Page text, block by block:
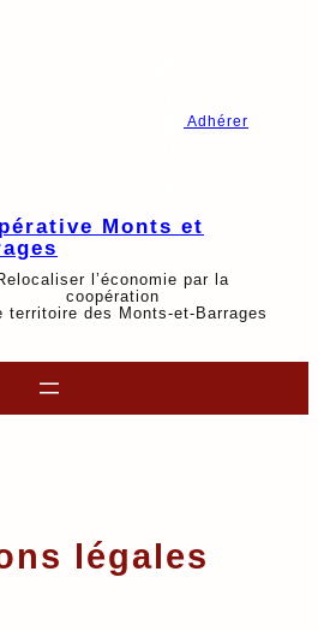
Adhérer
Monts et
l’économie par la
coopération
territoire des Monts-et-Barrages
légales